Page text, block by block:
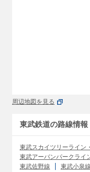
周辺地図を見る
東武鉄道の路線情報
東武スカイツリーライン
東武アーバンパークライ
東武佐野線
東武小泉線